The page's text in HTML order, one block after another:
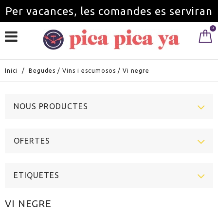
Per vacances, les comandes es serviran
a partir de l'1 de setembre.
0
Inici / Begudes / Vins i escumosos / Vi negre
NOUS PRODUCTES
OFERTES
ETIQUETES
VI NEGRE